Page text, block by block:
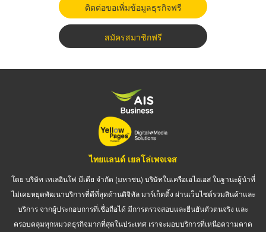
ติดต่อขอเพิ่มข้อมูลธุรกิจฟรี
สมัครสมาชิกฟรี
ไทยแลนด์ เยลโล่เพจเจส
โดย บริษัท เทเลอินโฟ มีเดีย จำกัด (มหาชน) บริษัทในเครือเอไอเอส ในฐานะผู้นำที่
ไม่เคยหยุดพัฒนาบริการที่ดีที่สุดด้านดิจิทัล มาร์เก็ตติ้ง ผ่านเว็บไซต์รวมสินค้าและ
บริการ จากผู้ประกอบการที่เชื่อถือได้ มีการตรวจสอบและยืนยันตัวตนจริง และ
ครอบคลุมทุกหมวดธุรกิจมากที่สุดในประเทศ เราจะมอบบริการที่เหนือความคาด